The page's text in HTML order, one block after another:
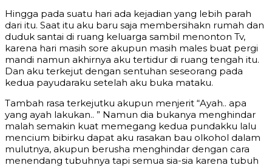
Hingga pada suatu hari ada kejadian yang lebih parah
dari itu. Saat itu aku baru saja membersihakn rumah dan
duduk santai di ruang keluarga sambil menonton Tv,
karena hari masih sore akupun masih males buat pergi
mandi namun akhirnya aku tertidur di ruang tengah itu.
Dan aku terkejut dengan sentuhan seseorang pada
kedua payudaraku setelah aku buka mataku.
Tambah rasa terkejutku akupun menjerit “Ayah.. apa
yang ayah lakukan.. ” Namun dia bukanya menghindar
malah semakin kuat memegang kedua pundakku lalu
mencium bibirku dapat aku rasakan bau olkohol dalam
mulutnya, akupun berusha menghindar dengan cara
menendang tubuhnya tapi semua sia-sia karena tubuh